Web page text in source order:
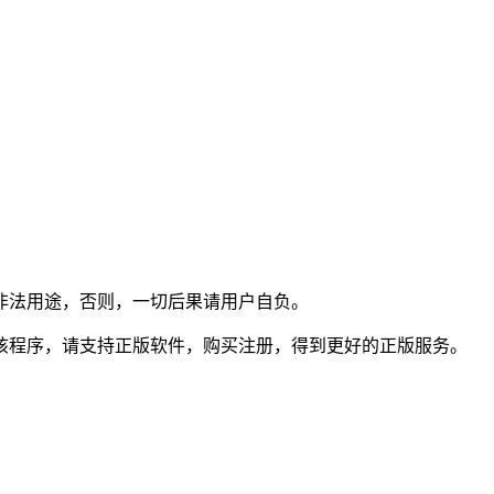
用途，否则，一切后果请用户自负。
序，请支持正版软件，购买注册，得到更好的正版服务。